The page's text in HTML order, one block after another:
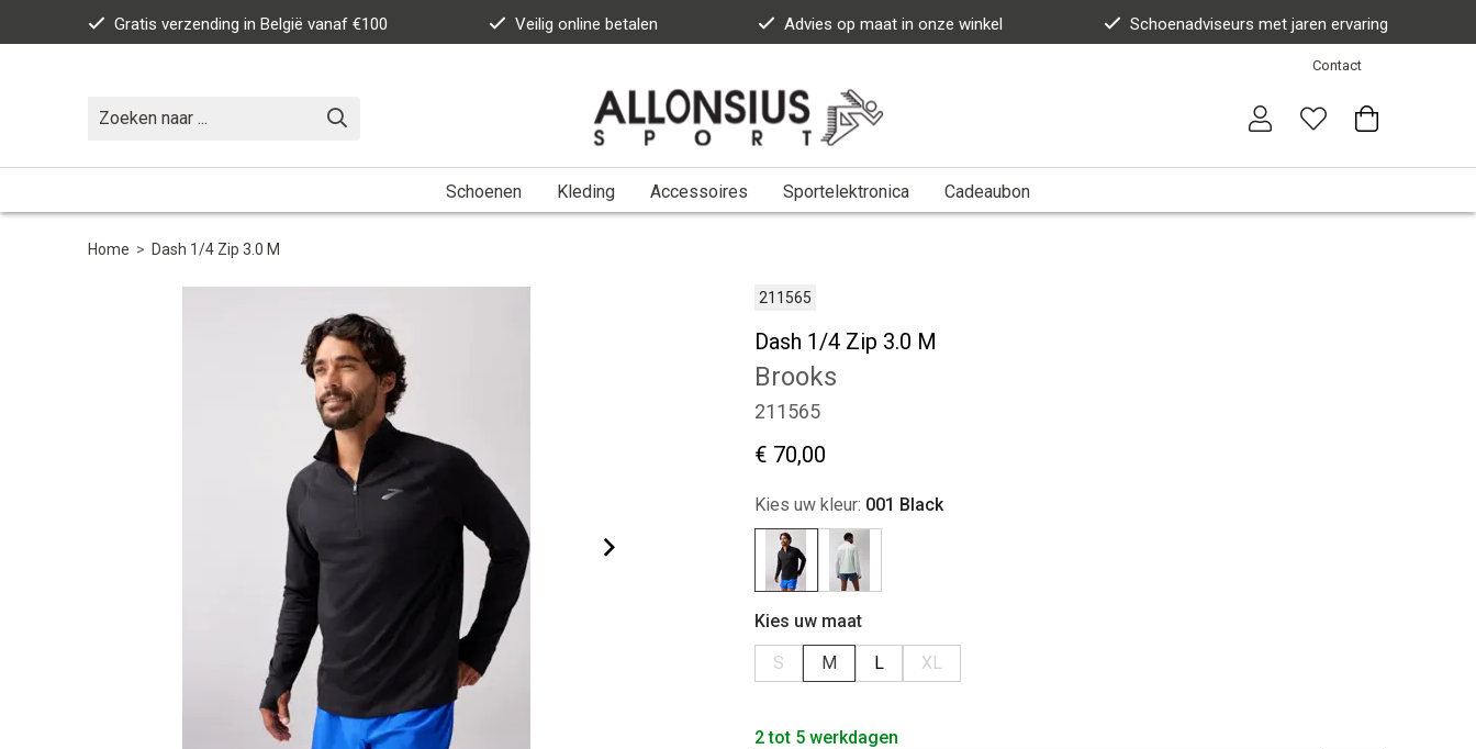
Gratis verzending in België vanaf €100 Veilig online betalen Advies op maat in onze winkel Schoenadviseurs met jaren ervaring
Contact
Schoenen Kleding Accessoires Sportelektronica Cadeaubon
Home > Dash 1/4 Zip 3.0 M
211565
Dash 1/4 Zip 3.0 M
Brooks
211565
€ 70,00
Kies uw kleur: 001 Black
Kies uw maat
S
M L XL
2 tot 5 werkdagen